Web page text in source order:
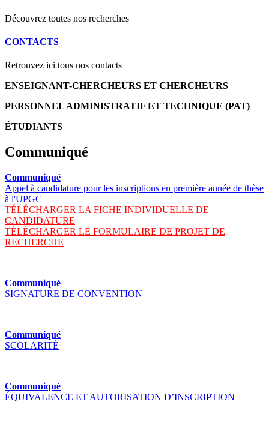
Découvrez toutes nos recherches
CONTACTS
Retrouvez ici tous nos contacts
ENSEIGNANT-CHERCHEURS ET CHERCHEURS
PERSONNEL ADMINISTRATIF ET TECHNIQUE (PAT)
ÉTUDIANTS
Communiqué
Communiqué
Appel à candidature pour les inscriptions en première année de thèse
à l'UPGC
TÉLÉCHARGER LA FICHE INDIVIDUELLE DE
CANDIDATURE
TÉLÉCHARGER LE FORMULAIRE DE PROJET DE
RECHERCHE
Communiqué
SIGNATURE DE CONVENTION
Communiqué
SCOLARITÉ
Communiqué
ÉQUIVALENCE ET AUTORISATION D’INSCRIPTION